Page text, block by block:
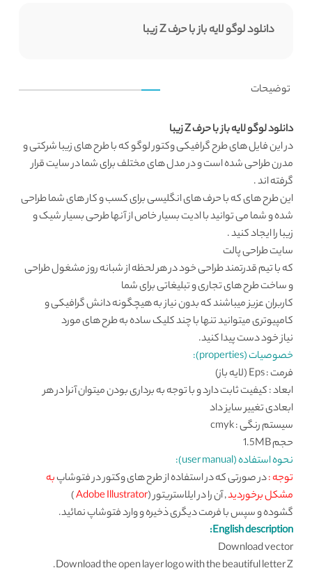
دانلود لوگو لایه باز با حرف Z زیبا
توضیحات
دانلود لوگو لایه باز با حرف Z زیبا
در این فایل های طرح گرافیکیوکتور لوگوکه با طرح های زیبا شرکتی و
مدرن طراحی شده است و در مدل های مختلف برای شما در سایت قرار
گرفته اند .
این طرح های که با حرف های انگلیسی برای کسب و کار های شما طراحی
شده و شما می توانید با ادیت بسیار خاص از آنها طرحی بسیار شیک و
زیبا را ایجاد کنید .
سایت طراحیپالت
که با تیم قدرتمند طراحی خود در هر لحظه از شبانه روز مشغول طراحی
و ساخت طرح های تجاری و تبلیغاتی برای شما
کاربران عزیز میباشند که بدون نیاز به هیچگونه دانش گرافیکی و
کامپیوتری میتوانید تنها با چند کلیک ساده به طرح های مورد
نیاز خود دست پیدا کنید.
خصوصیات (properties):
فرمت : Eps (لایه باز)
ابعاد : کیفیت ثابت دارد و با توجه به برداری بودن میتوان آنرا در هر
ابعادی تغییر سایز داد
سیستم رنگی : cmyk
حجم 1.5MB
نحوه استفاده (user manual):
توجه :در صورتی که در استفاده از طرح های وکتور در فتوشاپبه
مشکل برخوردید, آن را در ایلاستریتور (Adobe Illustrator
)
گشوده و سپس با فرمت دیگری ذخیره و وارد فتوشاپ نمائید.
English description:
Download vector
Download the open layer logo with the beautiful letter Z.